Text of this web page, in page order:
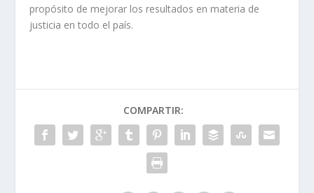
propósito de mejorar los resultados en materia de
justicia en todo el país.
COMPARTIR: